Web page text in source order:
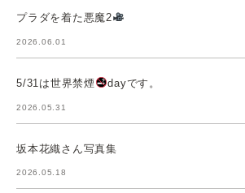
プラダを着た悪魔2
2026.06.01
5/31は世界禁煙 dayです。
2026.05.31
坂本花織さん写真集
2026.05.18